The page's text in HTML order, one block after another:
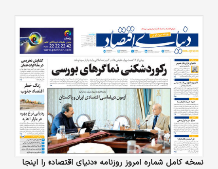
نسخه کامل شماره امروز روزنامه «دنیای‌ اقتصاد» را اینجا